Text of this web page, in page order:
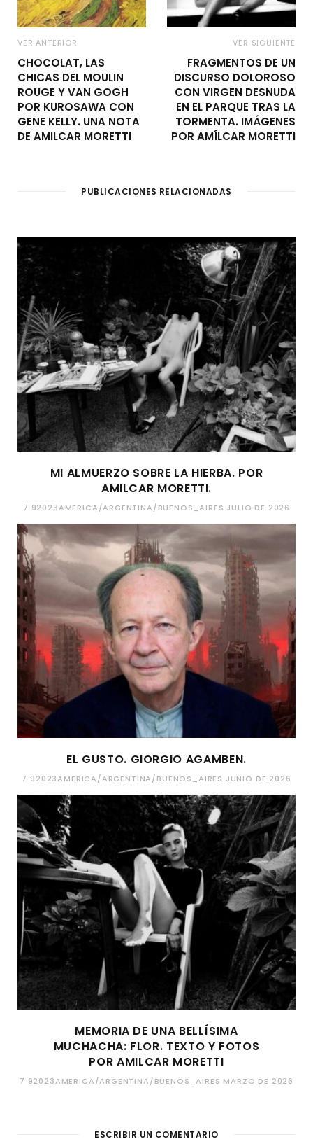
VER ANTERIOR
CHOCOLAT, LAS
CHICAS DEL MOULIN
ROUGE Y VAN GOGH
POR KUROSAWA CON
GENE KELLY. UNA NOTA
DE AMILCAR MORETTI
VER SIGUIENTE
FRAGMENTOS DE UN
DISCURSO DOLOROSO
CON VIRGEN DESNUDA
EN EL PARQUE TRAS LA
TORMENTA. IMÁGENES
POR AMÍLCAR MORETTI
PUBLICACIONES RELACIONADAS
MI ALMUERZO SOBRE LA HIERBA. POR
AMILCAR MORETTI.
7 92023AMERICA/ARGENTINA/BUENOS_AIRES JULIO DE 2026
EL GUSTO. GIORGIO AGAMBEN.
7 92023AMERICA/ARGENTINA/BUENOS_AIRES JUNIO DE 2026
MEMORIA DE UNA BELLÍSIMA
MUCHACHA: FLOR. TEXTO Y FOTOS
POR AMILCAR MORETTI
7 92023AMERICA/ARGENTINA/BUENOS_AIRES MARZO DE 2026
ESCRIBIR UN COMENTARIO